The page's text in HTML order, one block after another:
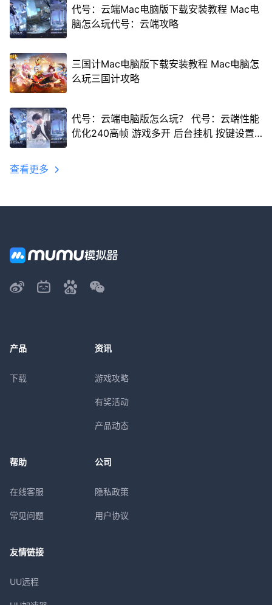
代号：云端Mac电脑版下载安装教程 Mac电
脑怎么玩代号：云端攻略
三国计Mac电脑版下载安装教程 Mac电脑怎
么玩三国计攻略
代号：云端电脑版怎么玩？ 代号：云端性能
优化240高帧 游戏多开 后台挂机 按键设置
查看更多
产品
下载
资讯
游戏攻略
有奖活动
产品动态
帮助
在线客服
常见问题
公司
隐私政策
用户协议
友情链接
UU远程